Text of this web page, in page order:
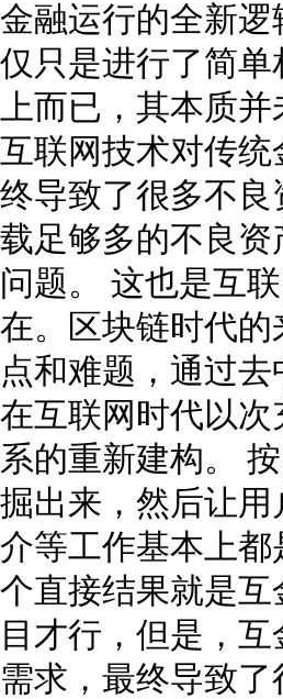
金融运行的全新
仅只是进行了简
上而已，其本质
互联网技术对传
终导致了很多不
载足够多的不良
问题。 这也是互
在。区块链时代
点和难题，通过
在互联网时代以
系的重新建构。
掘出来，然后让
介等工作基本上
个直接结果就是
目才行，但是，
需求，最终导致